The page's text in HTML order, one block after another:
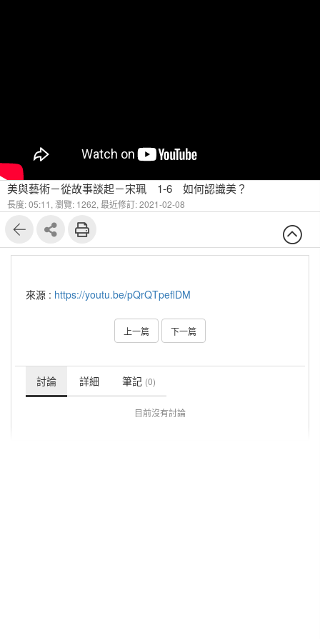
美與藝術－從故事談起－宋珮 1-6 如何認識美？
長度: 05:11, 瀏覽: 1262, 最近修訂: 2021-02-08
來源 : https://youtu.be/pQrQTpeflDM
上一篇 下一篇
討論 詳細 筆記 (0)
目前沒有討論